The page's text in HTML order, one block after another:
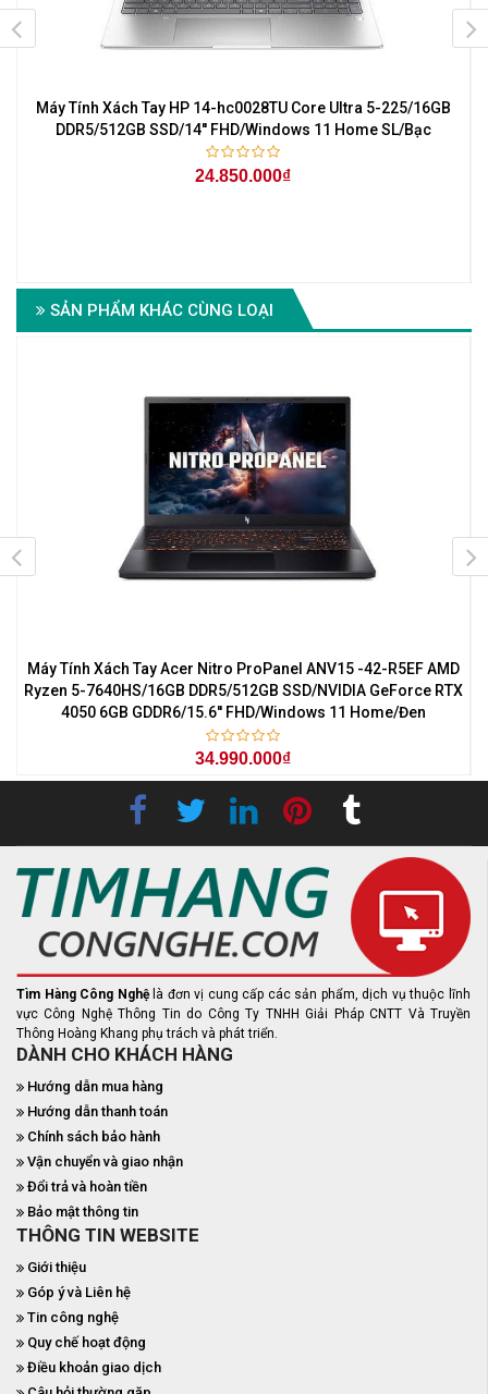
Máy Tính Xách Tay HP 14-hc0028TU Core Ultra 5-225/16GB
DDR5/512GB SSD/14'' FHD/Windows 11 Home SL/Bạc
24.850.000₫
SẢN PHẨM KHÁC CÙNG LOẠI
Máy Tính Xách Tay Acer Nitro ProPanel ANV15 -42-R5EF AMD
Ryzen 5-7640HS/16GB DDR5/512GB SSD/NVIDIA GeForce RTX
4050 6GB GDDR6/15.6'' FHD/Windows 11 Home/Đen
34.990.000₫
Tìm Hàng Công Nghệ là đơn vị cung cấp các sản phẩm, dịch vụ thuộc lĩnh
vực Công Nghệ Thông Tin do Công Ty TNHH Giải Pháp CNTT Và Truyền
Thông Hoàng Khang phụ trách và phát triển.
DÀNH CHO KHÁCH HÀNG
Hướng dẫn mua hàng
Hướng dẫn thanh toán
Chính sách bảo hành
Vận chuyển và giao nhận
Đổi trả và hoàn tiền
Bảo mật thông tin
THÔNG TIN WEBSITE
Giới thiệu
Góp ý và Liên hệ
Tin công nghệ
Quy chế hoạt động
Điều khoản giao dịch